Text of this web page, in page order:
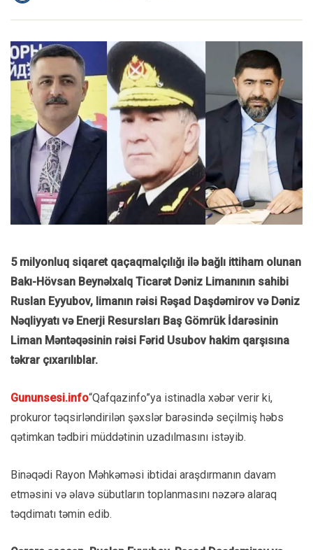
5 milyonluq siqaret qaçaqmalçılığı ilə bağlı ittiham olunan
Bakı-Hövsan Beynəlxalq Ticarət Dəniz Limanının sahibi
Ruslan Eyyubov, limanın rəisi Rəşad Daşdəmirov və Dəniz
Nəqliyyatı və Enerji Resursları Baş Gömrük İdarəsinin
Liman Məntəqəsinin rəisi Fərid Usubov hakim qarşısına
təkrar çıxarılıblar.
Gununsesi.info“Qafqazinfo”ya istinadla xəbər verir ki,
prokuror təqsirləndirilən şəxslər barəsində seçilmiş həbs
qətimkan tədbiri müddətinin uzadılmasını istəyib.
Binəqədi Rayon Məhkəməsi ibtidai araşdırmanın davam
etməsini və əlavə sübutların toplanmasını nəzərə alaraq
təqdimatı təmin edib.